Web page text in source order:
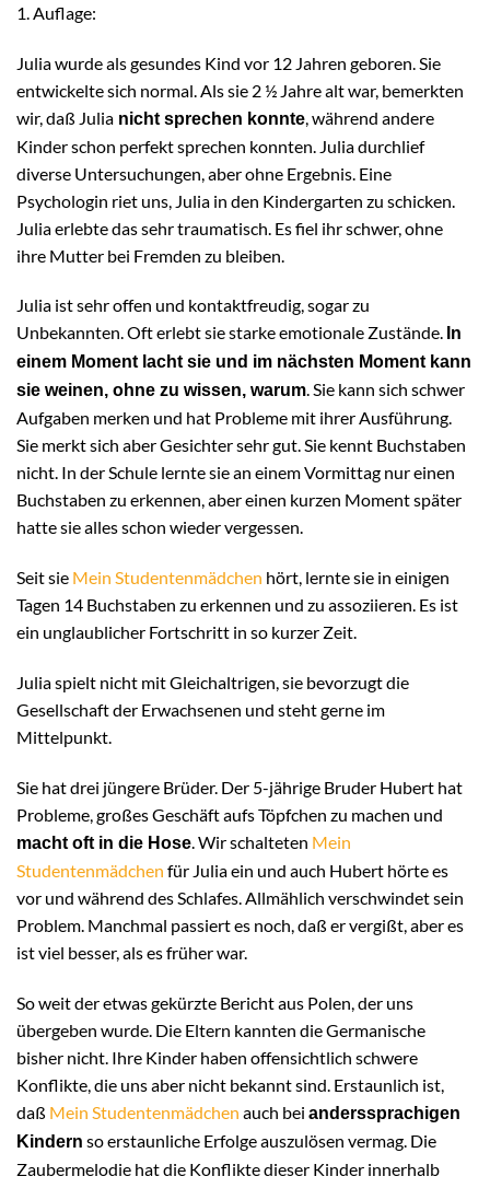
1. Auflage:
Julia wurde als gesundes Kind vor 12 Jahren geboren. Sie
entwickelte sich normal. Als sie 2 ½ Jahre alt war, bemerkten
wir, daß Julia nicht sprechen konnte , während andere
Kinder schon perfekt sprechen konnten. Julia durchlief
diverse Untersuchungen, aber ohne Ergebnis. Eine
Psychologin riet uns, Julia in den Kindergarten zu schicken.
Julia erlebte das sehr traumatisch. Es fiel ihr schwer, ohne
ihre Mutter bei Fremden zu bleiben.
Julia ist sehr offen und kontaktfreudig, sogar zu
Unbekannten. Oft erlebt sie starke emotionale Zustände. In
einem Moment lacht sie und im nächsten Moment kann
sie weinen, ohne zu wissen, warum. Sie kann sich schwer
Aufgaben merken und hat Probleme mit ihrer Ausführung.
Sie merkt sich aber Gesichter sehr gut. Sie kennt Buchstaben
nicht. In der Schule lernte sie an einem Vormittag nur einen
Buchstaben zu erkennen, aber einen kurzen Moment später
hatte sie alles schon wieder vergessen.
Seit sie Mein Studentenmädchen hört, lernte sie in einigen
Tagen 14 Buchstaben zu erkennen und zu assoziieren. Es ist
ein unglaublicher Fortschritt in so kurzer Zeit.
Julia spielt nicht mit Gleichaltrigen, sie bevorzugt die
Gesellschaft der Erwachsenen und steht gerne im
Mittelpunkt.
Sie hat drei jüngere Brüder. Der 5-jährige Bruder Hubert hat
Probleme, großes Geschäft aufs Töpfchen zu machen und
macht oft in die Hose . Wir schalteten Mein
Studentenmädchen für Julia ein und auch Hubert hörte es
vor und während des Schlafes. Allmählich verschwindet sein
Problem. Manchmal passiert es noch, daß er vergißt, aber es
ist viel besser, als es früher war.
So weit der etwas gekürzte Bericht aus Polen, der uns
übergeben wurde. Die Eltern kannten die Germanische
bisher nicht. Ihre Kinder haben offensichtlich schwere
Konflikte, die uns aber nicht bekannt sind. Erstaunlich ist,
daß Mein Studentenmädchen auch bei anderssprachigen
Kindern so erstaunliche Erfolge auszulösen vermag. Die
Zaubermelodie hat die Konflikte dieser Kinder innerhalb